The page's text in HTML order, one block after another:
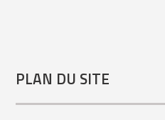
PLAN DU SITE